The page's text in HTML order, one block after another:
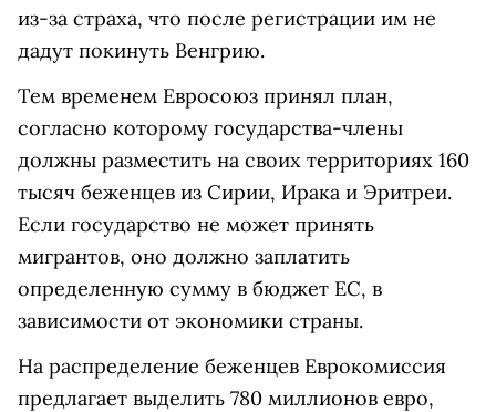
из-за страха, что после регистрации им не
дадут покинуть Венгрию.
Тем временем Евросоюз принял план,
согласно которому государства-члены
должны разместить на своих территориях 160
тысяч беженцев из Сирии, Ирака и Эритреи.
Если государство не может принять
мигрантов, оно должно заплатить
определенную сумму в бюджет ЕС, в
зависимости от экономики страны.
На распределение беженцев Еврокомиссия
предлагает выделить 780 миллионов евро,